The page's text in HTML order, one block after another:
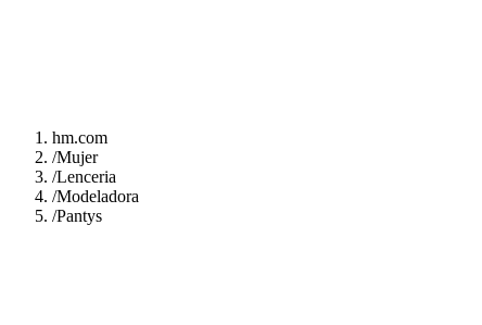
hm.com
/Mujer
/Lenceria
/Modeladora
/Pantys